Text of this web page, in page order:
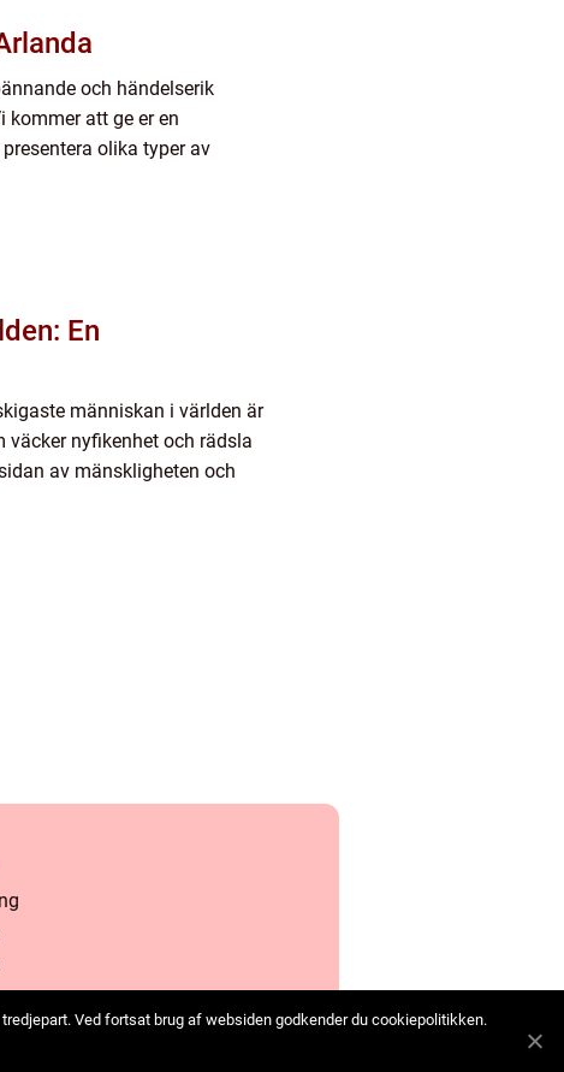
och händelserik
kommer att ge er en
olika typer av
En
människan i världen är
väcker nyfikenhet och rädsla
av mänskligheten och
Ved fortsat brug af websiden godkender du cookiepolitikken.